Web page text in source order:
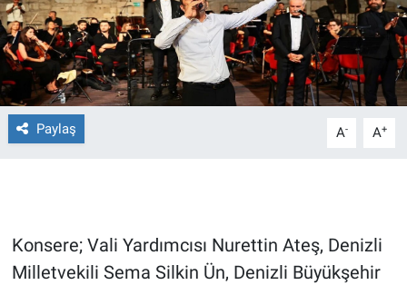
Paylaş A- A+
Konsere; Vali Yardımcısı Nurettin Ateş, Denizli
Milletvekili Sema Silkin Ün, Denizli Büyükşehir
Gün Başlıyor
Gün Bitiyor
Gün Ortası
Haber